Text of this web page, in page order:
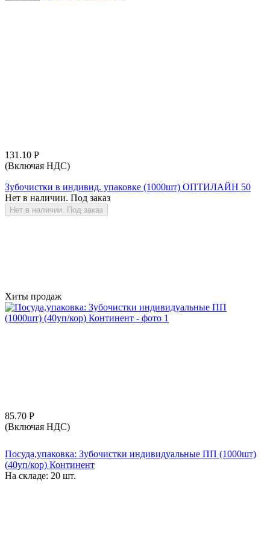
131.10 Р
(Включая НДС)
Зубочистки в индивид. упаковке (1000шт) ОПТИЛАЙН 50
Нет в наличии. Под заказ
Нет в наличии. Под заказ
Хиты продаж
85.70 Р
(Включая НДС)
Посуда,упаковка: Зубочистки индивидуальные ПП (1000шт)
(40уп/кор) Континент
На складе: 20 шт.